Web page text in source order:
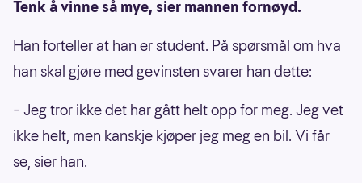
Tenk å vinne så mye, sier mannen fornøyd.
Han forteller at han er student. På spørsmål om hva
han skal gjøre med gevinsten svarer han dette:
– Jeg tror ikke det har gått helt opp for meg. Jeg vet
ikke helt, men kanskje kjøper jeg meg en bil. Vi får
se, sier han.